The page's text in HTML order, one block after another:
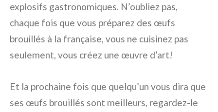
explosifs gastronomiques. N’oubliez pas,
chaque fois que vous préparez des œufs
brouillés à la française, vous ne cuisinez pas
seulement, vous créez une œuvre d’art!
Et la prochaine fois que quelqu’un vous dira que
ses œufs brouillés sont meilleurs, regardez-le